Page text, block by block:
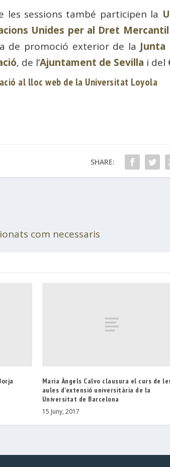
les sessions també participen la
Unides per al Dret
de promoció exterior de la Junta
, de l’Ajuntament de Sevilla i del
al lloc web de la Universitat Loyola
SHARE:
com necessaris
Maria Àngels Calvo clausura el curs de
aules d’extensió universitària de la
Universitat de Barcelona
15 Juny, 2017